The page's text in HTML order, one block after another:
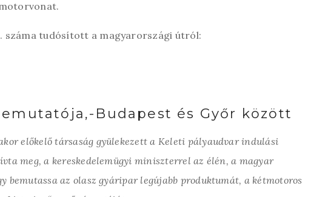
száma tudósított a magyarországi útról:
Budapest és Győr között
előkelő társaság gyülekezett a Keleti pályaudvar indulási
meg, a kereskedelemügyi miniszterrel az élén, a magyar
bemutassa az olasz gyáripar legújabb produktumát, a kétmotoros